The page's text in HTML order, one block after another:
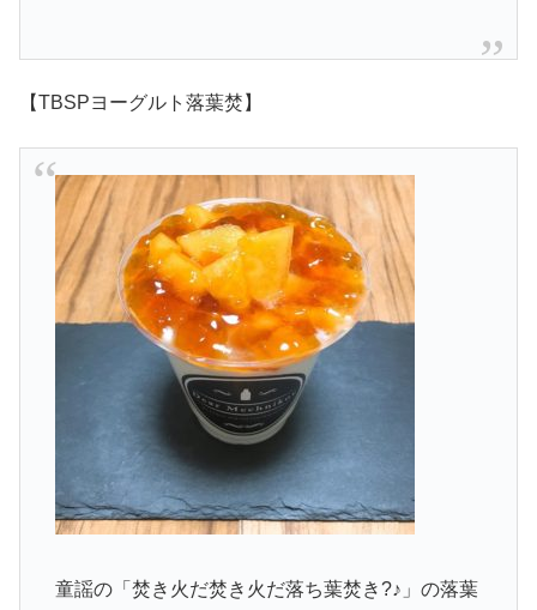
【TBSPヨーグルト落葉焚】
童謡の「焚き火だ焚き火だ落ち葉焚き?♪」の落葉